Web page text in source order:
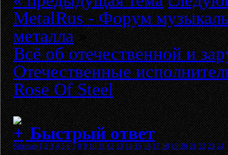
MetalRus - Форум
металла»
Всё об отечественной и
Отечественные
Rose Of Steel
Быстрый ответ
Sitemap 1 2 3 4 5 6 7 8 9 10 11 12 13 14 15 16 17 18 19 20 21 22 23 24